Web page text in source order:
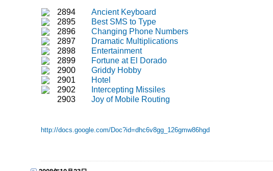
2894 Ancient Keyboard
2895
Best SMS to Type
2896
Changing Phone Numbers
2897
Dramatic Multiplications
2898
Entertainment
2899
Fortune at El Dorado
2900
Griddy Hobby
2901
Hotel
2902
Intercepting Missiles
2903
Joy of Mobile Routing
http://docs.google.com/Doc?id=dhc6v8gg_126gmw86hgd